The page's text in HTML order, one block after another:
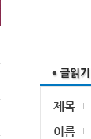
제목
이름